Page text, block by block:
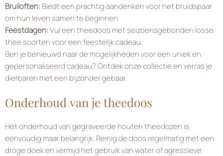
Bruiloften:Biedt een prachtig aandenken voor het bruidspaar
om hun leven samen te beginnen.
Feestdagen:Vul een theedoos met seizoensgebonden losse
thee soorten voor een feestelijk cadeau.
Ben je benieuwd naar de mogelijkheden voor een uniek en
gepersonaliseerd cadeau? Ontdek onze collectie en verras je
dierbaren met een bijzonder gebaar.
Onderhoud van je theedoos
Het onderhoud van gegraveerde houten theedozen is
eenvoudig maar belangrijk. Reinig de doos regelmatig met een
droge doek en vermijd het gebruik van water of agressieve